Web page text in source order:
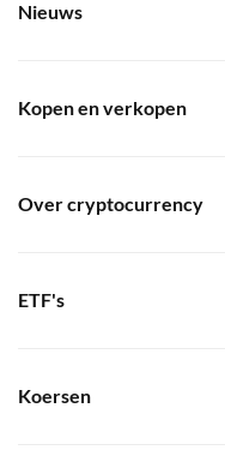
Nieuws
Kopen en verkopen
Over cryptocurrency
ETF's
Koersen